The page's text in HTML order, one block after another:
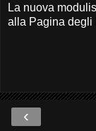
La nuova
alla Pagina degli
‹